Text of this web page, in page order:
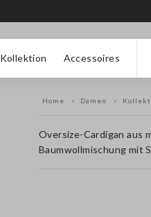
Kollektion Accessoires
Home Damen
Oversize-Cardigan aus
Baumwollmischung mit